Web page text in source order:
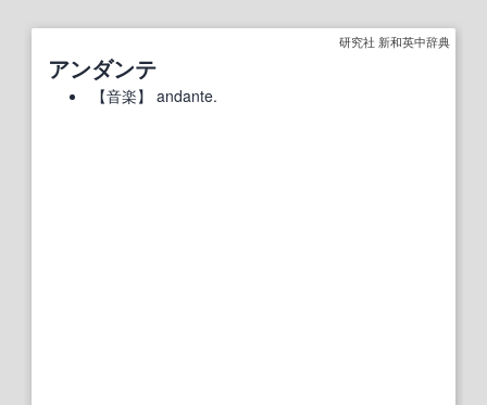
研究社 新和英中辞典
アンダンテ
【音楽】 andante.